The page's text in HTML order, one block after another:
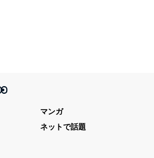
マンガ
ネットで話題